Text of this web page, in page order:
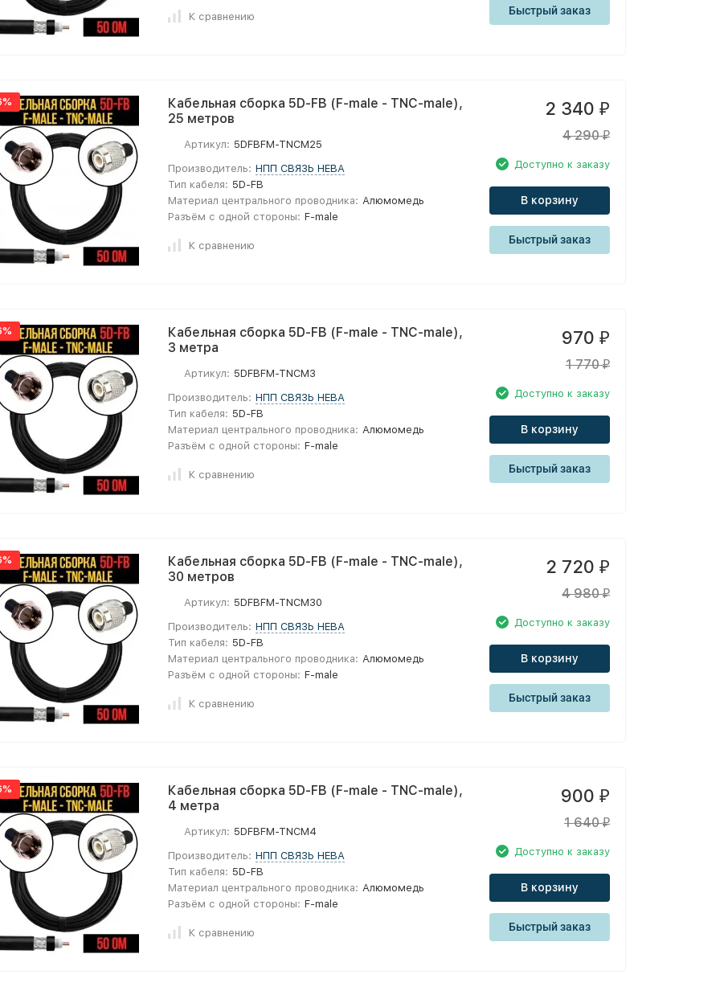
К сравнению Быстрый заказ
Кабельная сборка 5D-FB (F-male - TNC-male),
25 метров
Артикул: 5DFBFM-TNCM25
Производитель: НПП СВЯЗЬ НЕВА
Тип кабеля: 5D-FB
Материал центрального проводника: Алюмомедь
Разъём с одной стороны: F-male
К сравнению
2 340 ₽
4 290₽
Доступно к заказу
В корзину
Быстрый заказ
Кабельная сборка 5D-FB (F-male - TNC-male),
3 метра
Артикул: 5DFBFM-TNCM3
Производитель: НПП СВЯЗЬ НЕВА
Тип кабеля: 5D-FB
Материал центрального проводника: Алюмомедь
Разъём с одной стороны: F-male
К сравнению
970 ₽
1 770₽
Доступно к заказу
В корзину
Быстрый заказ
Кабельная сборка 5D-FB (F-male - TNC-male),
30 метров
Артикул: 5DFBFM-TNCM30
Производитель: НПП СВЯЗЬ НЕВА
Тип кабеля: 5D-FB
Материал центрального проводника: Алюмомедь
Разъём с одной стороны: F-male
К сравнению
2 720 ₽
4 980₽
Доступно к заказу
В корзину
Быстрый заказ
Кабельная сборка 5D-FB (F-male - TNC-male),
4 метра
Артикул: 5DFBFM-TNCM4
Производитель: НПП СВЯЗЬ НЕВА
Тип кабеля: 5D-FB
Материал центрального проводника: Алюмомедь
Разъём с одной стороны: F-male
К сравнению
900 ₽
1 640₽
Доступно к заказу
В корзину
Быстрый заказ